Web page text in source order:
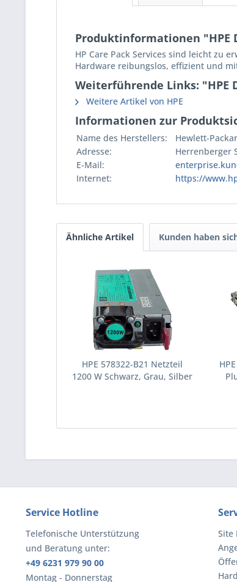
Produktinformationen "HPE
HP Care Pack Services sind leicht zu
Hardware reibungslos, effizient und
Weiterführende Links: "HPE
Weitere Artikel von HPE
Informationen zur
Name des Herstellers:
Hewlett-
Adresse:
Herrenberger
E-Mail:
Internet:
https://
Ähnliche Artikel Kunden haben
HPE 578322-B21 Netzteil
1200 W Schwarz, Grau, Silber
Service Hotline
Telefonische Unterstützung
und Beratung unter:
+49 6231 979 90 00
Montag - Donnerstag
Site